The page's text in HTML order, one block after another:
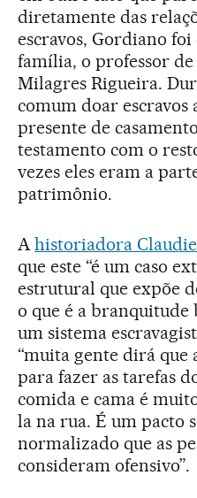
diretamente das
escravos, Gordiano
família, o professor
Milagres Rigueira.
comum doar escravos
presente de
testamento com o
vezes eles eram a
patrimônio.
Ahistoriadora
que este “é um caso
estrutural que expõe
o que é a
um sistema
“muita gente dirá que
para fazer as tarefas
comida e cama é
la na rua. É um pacto
normalizado que as
consideram ofensivo”.